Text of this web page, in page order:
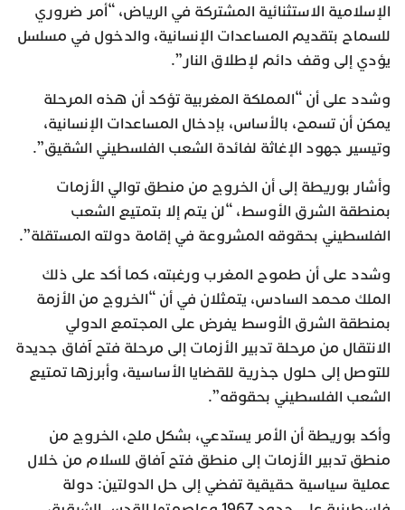
الإسلامية الاستثنائية المشتركة في الرياض، “أمر ضروري
للسماح بتقديم المساعدات الإنسانية، والدخول في مسلسل
يؤدي إلى وقف دائم لإطلاق النار”.
وشدد على أن “المملكة المغربية تؤكد أن هذه المرحلة
يمكن أن تسمح، بالأساس، بإدخال المساعدات الإنسانية،
وتيسير جهود الإغاثة لفائدة الشعب الفلسطيني الشقيق”.
وأشار بوريطة إلى أن الخروج من منطق توالي الأزمات
بمنطقة الشرق الأوسط، “لن يتم إلا بتمتيع الشعب
الفلسطيني بحقوقه المشروعة في إقامة دولته المستقلة”.
وشدد على أن طموح المغرب ورغبته، كما أكد على ذلك
الملك محمد السادس، يتمثلان في أن “الخروج من الأزمة
بمنطقة الشرق الأوسط يفرض على المجتمع الدولي
الانتقال من مرحلة تدبير الأزمات إلى مرحلة فتح آفاق جديدة
للتوصل إلى حلول جذرية للقضايا الأساسية، وأبرزها تمتيع
الشعب الفلسطيني بحقوقه”.
وأكد بوريطة أن الأمر يستدعي، بشكل ملح، الخروج من
منطق تدبير الأزمات إلى منطق فتح آفاق للسلام من خلال
عملية سياسية حقيقية تفضي إلى حل الدولتين: دولة